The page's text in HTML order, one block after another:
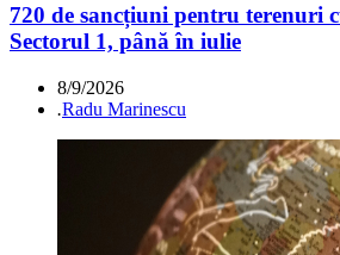
720 de sancțiuni pentru terenuri
Sectorul 1, până în iulie
8/9/2026
.Radu Marinescu